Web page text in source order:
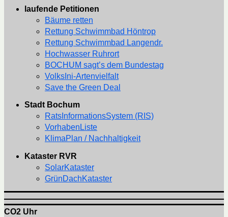
laufende Petitionen
Bäume retten
Rettung Schwimmbad Höntrop
Rettung Schwimmbad Langendr.
Hochwasser Ruhrort
BOCHUM sagt’s dem Bundestag
VolksIni-Artenvielfalt
Save the Green Deal
Stadt Bochum
RatsInformationsSystem (RIS)
VorhabenListe
KlimaPlan / Nachhaltigkeit
Kataster RVR
SolarKataster
GrünDachKataster
CO2 Uhr